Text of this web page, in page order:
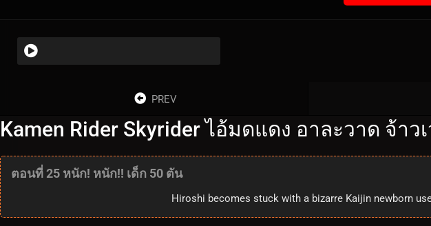
PREV
Kamen Rider Skyrider ไอ้มดแดง อาละวาด จ้า
ตอนที่ 25 หนัก! หนัก!! เด็ก 50 ตัน
Hiroshi becomes stuck with a bizarre Kaijin newborn